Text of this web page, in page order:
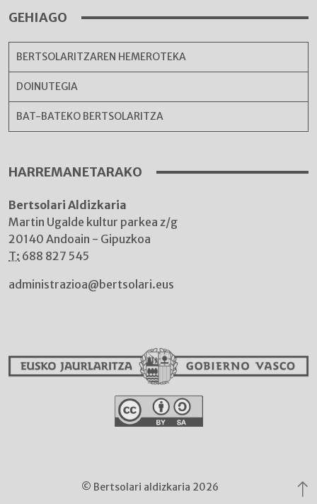
GEHIAGO
BERTSOLARITZAREN HEMEROTEKA
DOINUTEGIA
BAT-BATEKO BERTSOLARITZA
HARREMANETARAKO
Bertsolari Aldizkaria
Martin Ugalde kultur parkea z/g
20140 Andoain - Gipuzkoa
T: 688 827 545
administrazioa@bertsolari.eus
© Bertsolari aldizkaria 2026